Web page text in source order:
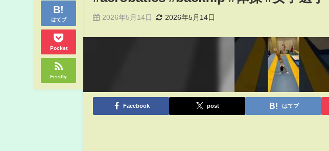
はてブ
Pocket
Feedly
2026年5月14日 2026年5月14日
Facebook post はてブ